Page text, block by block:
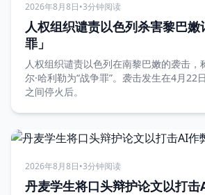
2026年8月8日•3分钟阅读
人权组织谴责以色列杀害黎巴
罪」
人权组织谴责以色列在南黎巴嫩的袭击，
尔·哈利勒为“战争罪”。袭击发生在4月22
之间停火后。
2026年8月8日•3分钟阅读
丹麦学生将口头辩护论文以打击